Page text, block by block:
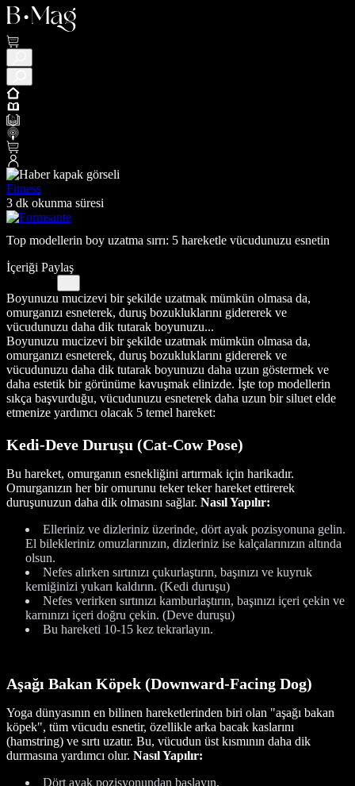
Fitness
3 dk okunma süresi
Top modellerin boy uzatma sırrı: 5 hareketle vücudunuzu esnetin
İçeriği Paylaş
Boyunuzu mucizevi bir şekilde uzatmak mümkün olmasa da,
omurganızı esneterek, duruş bozukluklarını gidererek ve
vücudunuzu daha dik tutarak boyunuzu...
Boyunuzu mucizevi bir şekilde uzatmak mümkün olmasa da,
omurganızı esneterek, duruş bozukluklarını gidererek ve
vücudunuzu daha dik tutarak boyunuzu daha uzun göstermek ve
daha estetik bir görünüme kavuşmak elinizde. İşte top modellerin
sıkça başvurduğu, vücudunuzu esneterek daha uzun bir siluet elde
etmenize yardımcı olacak 5 temel hareket:
Kedi-Deve Duruşu (Cat-Cow Pose)
Bu hareket, omurganın esnekliğini artırmak için harikadır.
Omurganızın her bir omurunu teker teker hareket ettirerek
duruşunuzun daha dik olmasını sağlar. Nasıl Yapılır:
Elleriniz ve dizleriniz üzerinde, dört ayak pozisyonuna gelin.
El bilekleriniz omuzlarınızın, dizleriniz ise kalçalarınızın altında
olsun.
Nefes alırken sırtınızı çukurlaştırın, başınızı ve kuyruk
kemiğinizi yukarı kaldırın. (Kedi duruşu)
Nefes verirken sırtınızı kamburlaştırın, başınızı içeri çekin ve
karnınızı içeri doğru çekin. (Deve duruşu)
Bu hareketi 10-15 kez tekrarlayın.
Aşağı Bakan Köpek (Downward-Facing Dog)
Yoga dünyasının en bilinen hareketlerinden biri olan "aşağı bakan
köpek", tüm vücudu esnetir, özellikle arka bacak kaslarını
(hamstring) ve sırtı uzatır. Bu, vücudun üst kısmının daha dik
durmasına yardımcı olur. Nasıl Yapılır:
Dört ayak pozisyonundan başlayın.